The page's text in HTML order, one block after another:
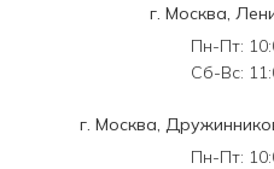
г. Москва,
Пн-Пт:
Сб-Вс:
г. Москва,
Пн-Пт: